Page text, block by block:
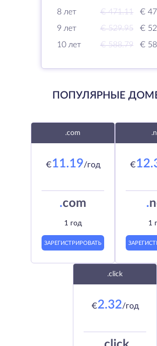
8 лет
€ 471.11
€
9 лет
€ 529.95
€
10 лет
€ 588.79 €
ПОПУЛЯРНЫЕ
.com
€11.19/год
.com
1 год
ЗАРЕГИСТРИРОВАТЬ
€
.
1
.click
€2.32/год